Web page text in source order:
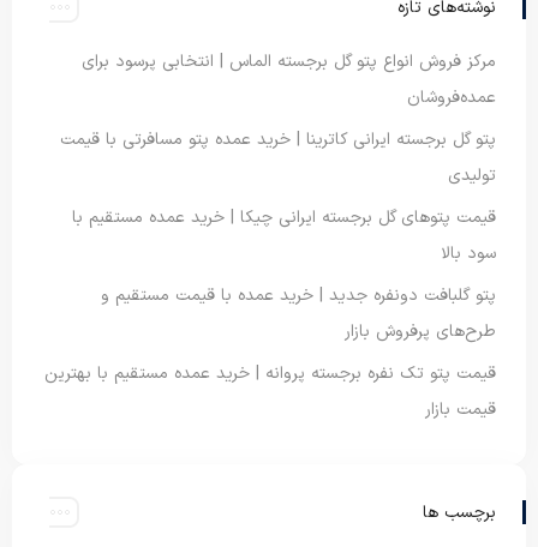
نوشته‌های تازه
مرکز فروش انواع پتو گل برجسته الماس | انتخابی پرسود برای
عمده‌فروشان
پتو گل برجسته ایرانی کاترینا | خرید عمده پتو مسافرتی با قیمت
تولیدی
قیمت پتوهای گل برجسته ایرانی چیکا | خرید عمده مستقیم با
سود بالا
پتو گلبافت دونفره جدید | خرید عمده با قیمت مستقیم و
طرح‌های پرفروش بازار
قیمت پتو تک نفره برجسته پروانه | خرید عمده مستقیم با بهترین
قیمت بازار
برچسب ها